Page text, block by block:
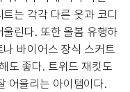
는 각각 다른 옷과 코디
린다. 또한 올봄 유행하
나 바이어스 장식 스커트
도 좋다. 트위드 재킷도
어울리는 아이템이다.